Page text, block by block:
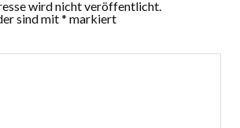
wird nicht veröffentlicht.
sind mit* markiert